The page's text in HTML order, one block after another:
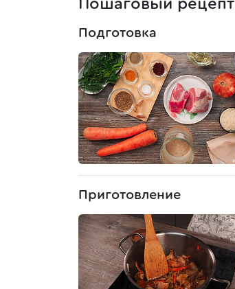
Пошаговый рецепт
Подготовка
Приготовление